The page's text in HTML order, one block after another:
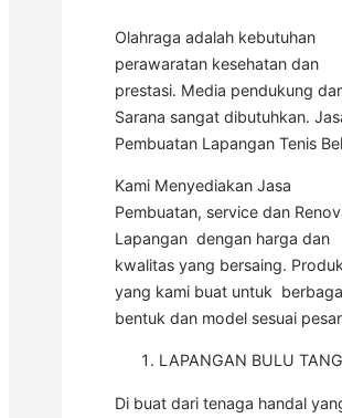
Olahraga adalah kebutuhan
perawaratan kesehatan dan
prestasi. Media pendukung
Sarana sangat dibutuhkan.
Pembuatan Lapangan Tenis
Kami Menyediakan Jasa
Pembuatan, service dan
Lapangan dengan harga dan
kwalitas yang bersaing. Produk
yang kami buat untuk
bentuk dan model sesuai
LAPANGAN BULU
Di buat dari tenaga handal